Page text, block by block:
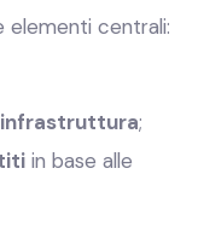
elementi centrali:
;
in base alle